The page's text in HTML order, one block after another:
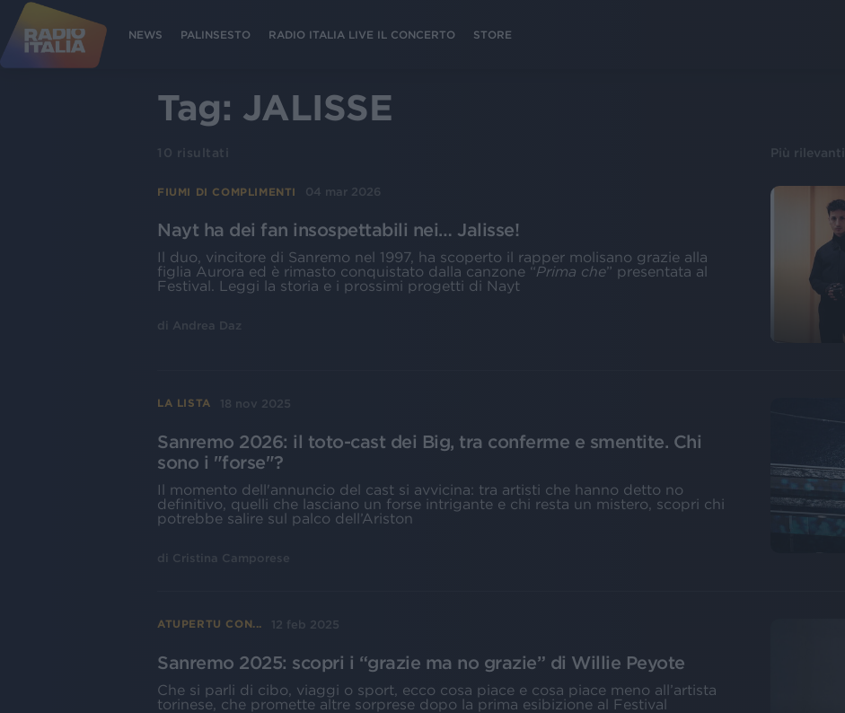
NEWS PALINSESTO RADIO ITALIA LIVE IL CONCERTO STORE
Tag: JALISSE
10 risultati Più rilevanti
FIUMI DI COMPLIMENTI 04 mar 2026
Nayt ha dei fan insospettabili nei… Jalisse!
Il duo, vincitore di Sanremo nel 1997, ha scoperto il rapper molisano grazie alla
figlia Aurora ed è rimasto conquistato dalla canzone “Prima che” presentata al
Festival. Leggi la storia e i prossimi progetti di Nayt
di Andrea Daz
LA LISTA 18 nov 2025
Sanremo 2026: il toto-cast dei Big, tra conferme e smentite. Chi
sono i "forse"?
Il momento dell'annuncio del cast si avvicina: tra artisti che hanno detto no
definitivo, quelli che lasciano un forse intrigante e chi resta un mistero, scopri chi
potrebbe salire sul palco dell’Ariston
di Cristina Camporese
ATUPERTU CON... 12 feb 2025
Sanremo 2025: scopri i “grazie ma no grazie” di Willie Peyote
Che si parli di cibo, viaggi o sport, ecco cosa piace e cosa piace meno all’artista
torinese, che promette altre sorprese dopo la prima esibizione al Festival